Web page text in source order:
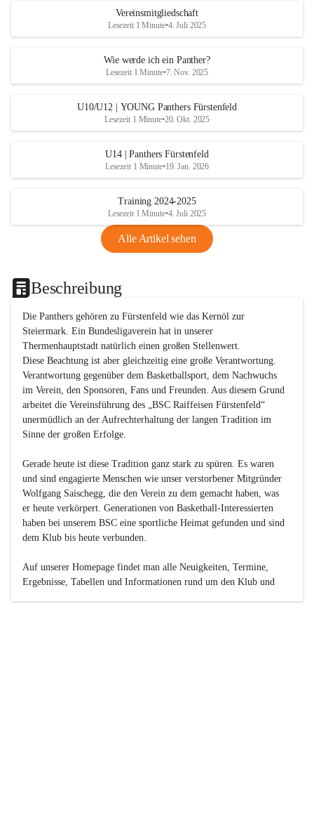
Vereinsmitgliedschaft
Lesezeit 1 Minute•4. Juli 2025
Wie werde ich ein Panther?
Lesezeit 1 Minute•7. Nov. 2025
U10/U12 | YOUNG Panthers Fürstenfeld
Lesezeit 1 Minute•20. Okt. 2025
U14 | Panthers Fürstenfeld
Lesezeit 1 Minute•19. Jan. 2026
Training 2024-2025
Lesezeit 1 Minute•4. Juli 2025
Alle Artikel sehen
Beschreibung
Die Panthers gehören zu Fürstenfeld wie das Kernöl zur
Steiermark. Ein Bundesligaverein hat in unserer
Thermenhauptstadt natürlich einen großen Stellenwert.
Diese Beachtung ist aber gleichzeitig eine große Verantwortung.
Verantwortung gegenüber dem Basketballsport, dem Nachwuchs
im Verein, den Sponsoren, Fans und Freunden. Aus diesem Grund
arbeitet die Vereinsführung des „BSC Raiffeisen Fürstenfeld“
unermüdlich an der Aufrechterhaltung der langen Tradition im
Sinne der großen Erfolge.
Gerade heute ist diese Tradition ganz stark zu spüren. Es waren
und sind engagierte Menschen wie unser verstorbener Mitgründer
Wolfgang Saischegg, die den Verein zu dem gemacht haben, was
er heute verkörpert. Generationen von Basketball-Interessierten
haben bei unserem BSC eine sportliche Heimat gefunden und sind
dem Klub bis heute verbunden.
Auf unserer Homepage findet man alle Neuigkeiten, Termine,
Ergebnisse, Tabellen und Informationen rund um den Klub und